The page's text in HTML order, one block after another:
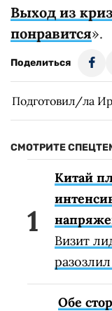
Выход из
понравится».
Поделиться
Подготовил/ла
СМОТРИТЕ
Китай
Визит
Обе